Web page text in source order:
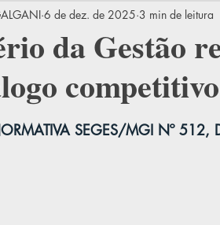
da Gestão
competitivo
6 de dez. de 2025 3 min de leitura
NaN de 5 estrelas.
SEGES/MGI Nº 512,